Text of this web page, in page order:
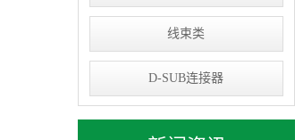
线束类
D-SUB连接器